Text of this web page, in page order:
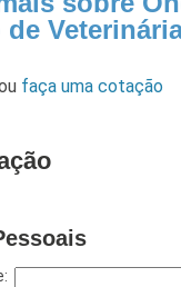
faça uma cotação